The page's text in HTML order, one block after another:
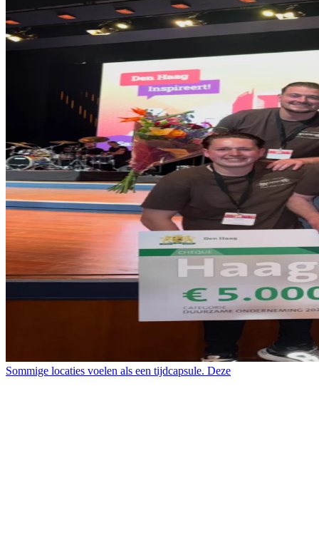
Sommige locaties voelen als een tijdcapsule. Deze